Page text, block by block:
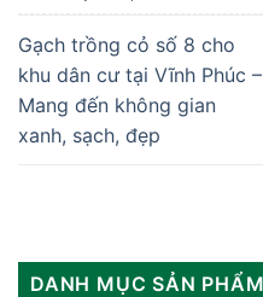
Gạch trồng cỏ số 8 cho
khu dân cư tại Vĩnh Phúc –
Mang đến không gian
xanh, sạch, đẹp
DANH MỤC SẢN PHẨM